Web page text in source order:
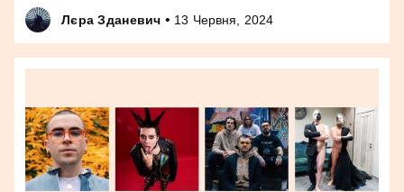
Лєра Зданевич • 13 Червня, 2024